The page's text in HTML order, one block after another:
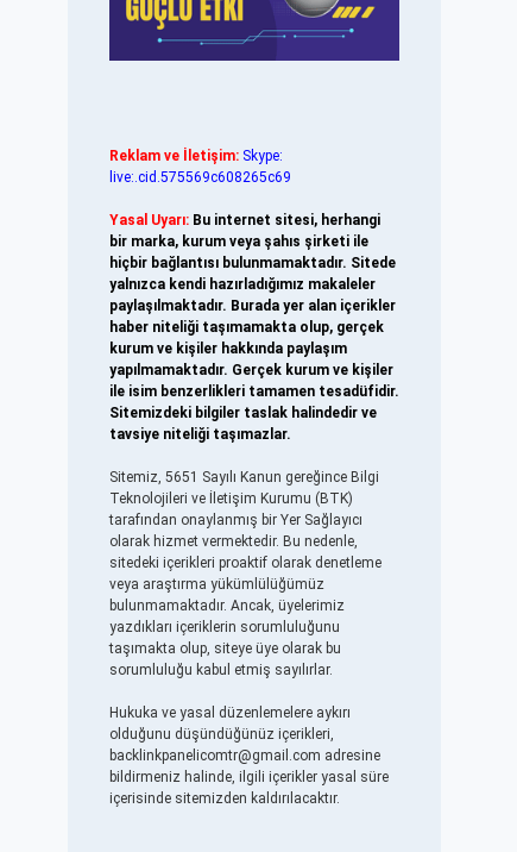
Reklam ve İletişim: Skype:
live:.cid.575569c608265c69
Yasal Uyarı: Bu internet sitesi, herhangi
bir marka, kurum veya şahıs şirketi ile
hiçbir bağlantısı bulunmamaktadır. Sitede
yalnızca kendi hazırladığımız makaleler
paylaşılmaktadır. Burada yer alan içerikler
haber niteliği taşımamakta olup, gerçek
kurum ve kişiler hakkında paylaşım
yapılmamaktadır. Gerçek kurum ve kişiler
ile isim benzerlikleri tamamen tesadüfidir.
Sitemizdeki bilgiler taslak halindedir ve
tavsiye niteliği taşımazlar.
Sitemiz, 5651 Sayılı Kanun gereğince Bilgi
Teknolojileri ve İletişim Kurumu (BTK)
tarafından onaylanmış bir Yer Sağlayıcı
olarak hizmet vermektedir. Bu nedenle,
sitedeki içerikleri proaktif olarak denetleme
veya araştırma yükümlülüğümüz
bulunmamaktadır. Ancak, üyelerimiz
yazdıkları içeriklerin sorumluluğunu
taşımakta olup, siteye üye olarak bu
sorumluluğu kabul etmiş sayılırlar.
Hukuka ve yasal düzenlemelere aykırı
olduğunu düşündüğünüz içerikleri,
backlinkpanelicomtr@gmail.com adresine
bildirmeniz halinde, ilgili içerikler yasal süre
içerisinde sitemizden kaldırılacaktır.